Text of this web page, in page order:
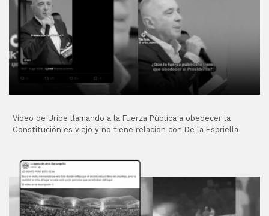
Video de Uribe llamando a la Fuerza Pública a obedecer la
Constitución es viejo y no tiene relación con De la Espriella